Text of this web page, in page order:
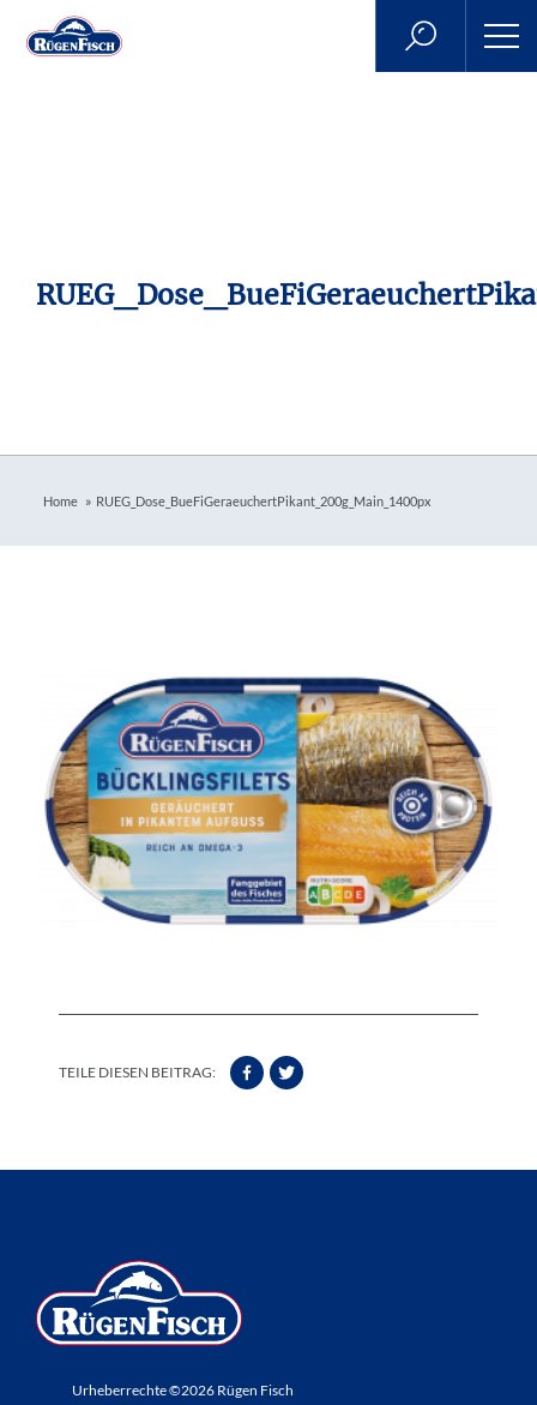
Home » RUEG_Dose_BueFiGeraeuchertPikant_200g_Main_1400px
TEILE DIESEN BEITRAG:
Urheberrechte ©2026 Rügen Fisch